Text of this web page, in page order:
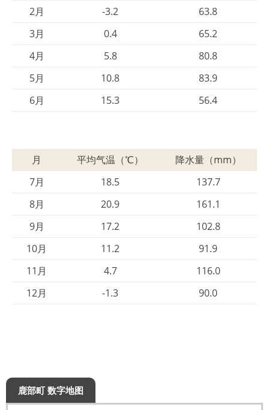
2月
-3.2
63.8
3月
0.4
65.2
4月
5.8
80.8
5月
10.8
83.9
6月
15.3 56.4
月 平均气温（℃）
降水量（mm）
7月
18.5
137.7
8月
20.9
161.1
9月
17.2
102.8
10月
11.2
91.9
11月
4.7
116.0
12月
-1.3 90.0
鹿部町 数字地图